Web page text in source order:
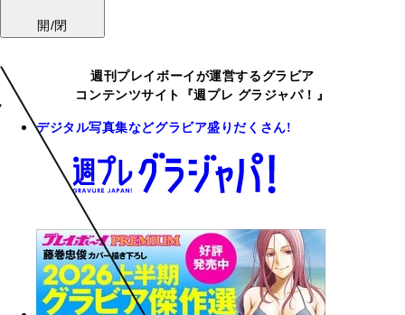
開/閉
週刊プレイボーイが運営するグラビア
コンテンツサイト『週プレ グラジャパ！』
デジタル写真集などグラビア盛りだくさん!